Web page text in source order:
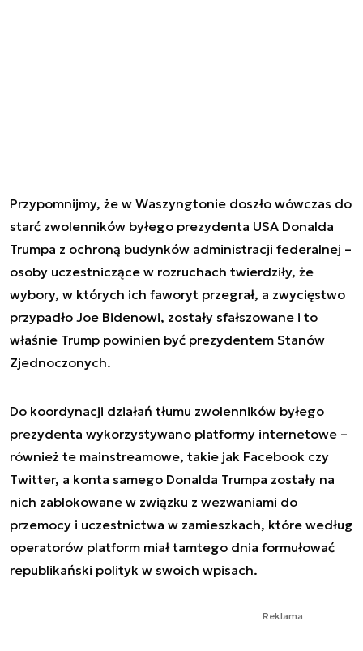
Przypomnijmy, że w Waszyngtonie doszło wówczas do
starć zwolenników byłego prezydenta USA Donalda
Trumpa z ochroną budynków administracji federalnej –
osoby uczestniczące w rozruchach twierdziły, że
wybory, w których ich faworyt przegrał, a zwycięstwo
przypadło Joe Bidenowi, zostały sfałszowane i to
właśnie Trump powinien być prezydentem Stanów
Zjednoczonych.
Do koordynacji działań tłumu zwolenników byłego
prezydenta wykorzystywano platformy internetowe –
również te mainstreamowe, takie jak Facebook czy
Twitter, a konta samego Donalda Trumpa zostały na
nich zablokowane w związku z wezwaniami do
przemocy i uczestnictwa w zamieszkach, które według
operatorów platform miał tamtego dnia formułować
republikański polityk w swoich wpisach.
Reklama